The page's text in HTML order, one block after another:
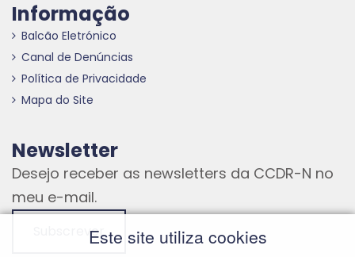
Informação
Balcão Eletrónico
Canal de Denúncias
Política de Privacidade
Mapa do Site
Newsletter
Desejo receber as newsletters da CCDR-N no
meu e-mail.
SubscreverEste site utiliza cookies